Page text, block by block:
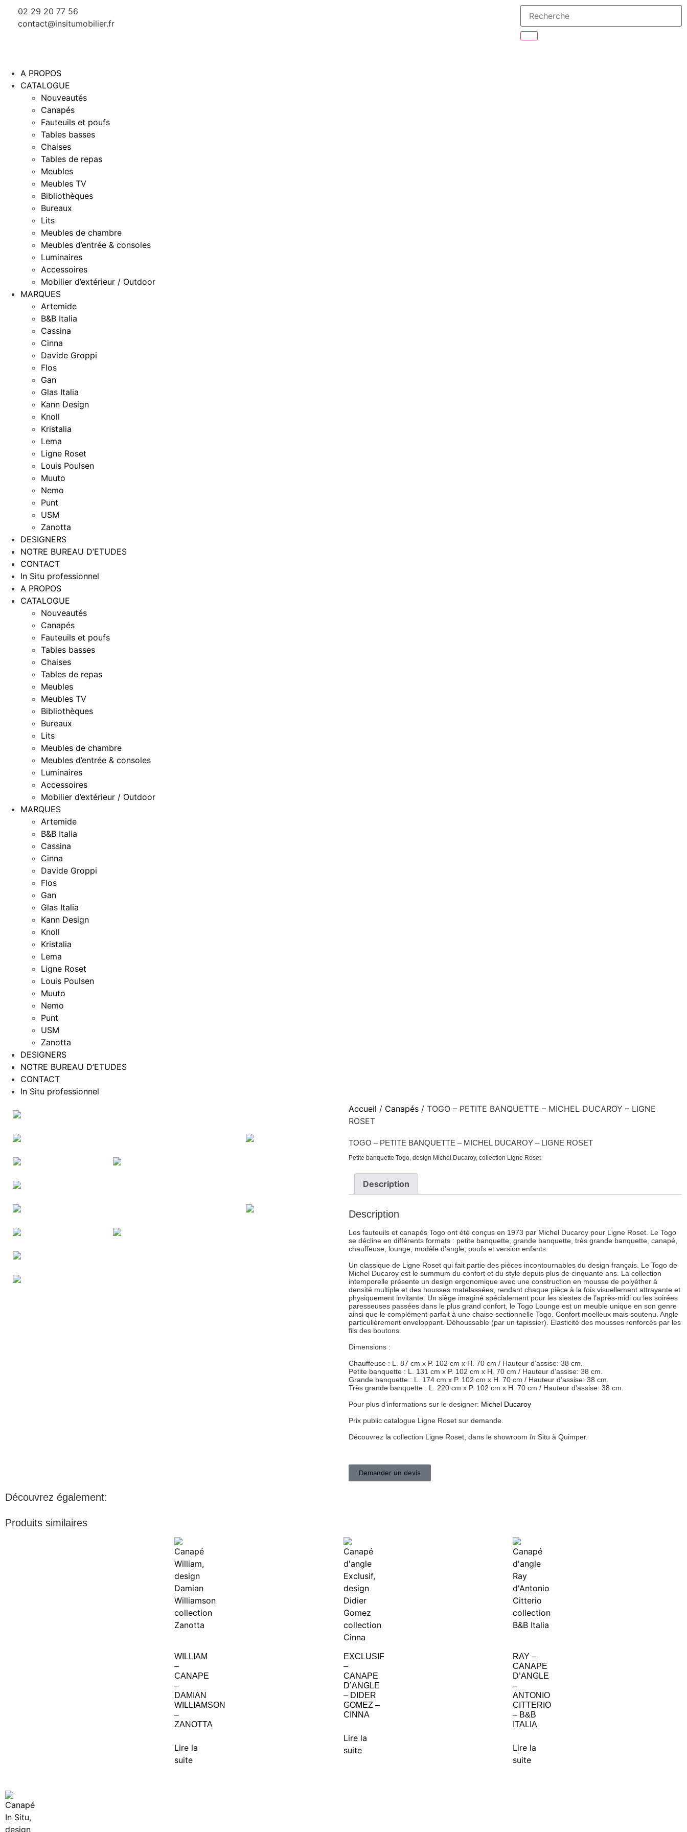
02 29 20 77 56
contact@insitumobilier.fr
A PROPOS
CATALOGUE
Nouveautés
Canapés
Fauteuils et poufs
Tables basses
Chaises
Tables de repas
Meubles
Meubles TV
Bibliothèques
Bureaux
Lits
Meubles de chambre
Meubles d’entrée & consoles
Luminaires
Accessoires
Mobilier d’extérieur / Outdoor
MARQUES
Artemide
B&B Italia
Cassina
Cinna
Davide Groppi
Flos
Gan
Glas Italia
Kann Design
Knoll
Kristalia
Lema
Ligne Roset
Louis Poulsen
Muuto
Nemo
Punt
USM
Zanotta
DESIGNERS
NOTRE BUREAU D’ETUDES
CONTACT
In Situ professionnel
A PROPOS
CATALOGUE
Nouveautés
Canapés
Fauteuils et poufs
Tables basses
Chaises
Tables de repas
Meubles
Meubles TV
Bibliothèques
Bureaux
Lits
Meubles de chambre
Meubles d’entrée & consoles
Luminaires
Accessoires
Mobilier d’extérieur / Outdoor
MARQUES
Artemide
B&B Italia
Cassina
Cinna
Davide Groppi
Flos
Gan
Glas Italia
Kann Design
Knoll
Kristalia
Lema
Ligne Roset
Louis Poulsen
Muuto
Nemo
Punt
USM
Zanotta
DESIGNERS
NOTRE BUREAU D’ETUDES
CONTACT
In Situ professionnel
Accueil / Canapés / TOGO – PETITE BANQUETTE – MICHEL DUCAROY – LIGNE
ROSET
TOGO – PETITE BANQUETTE – MICHEL DUCAROY – LIGNE ROSET
Petite banquette Togo, design Michel Ducaroy, collection Ligne Roset
Description
Description
Les fauteuils et canapés Togo ont été conçus en 1973 par Michel Ducaroy pour Ligne Roset. Le Togo
se décline en différents formats : petite banquette, grande banquette, très grande banquette, canapé,
chauffeuse, lounge, modèle d’angle, poufs et version enfants.
Un classique de Ligne Roset qui fait partie des pièces incontournables du design français. Le Togo de
Michel Ducaroy est le summum du confort et du style depuis plus de cinquante ans. La collection
intemporelle présente un design ergonomique avec une construction en mousse de polyéther à
densité multiple et des housses matelassées, rendant chaque pièce à la fois visuellement attrayante et
physiquement invitante. Un siège imaginé spécialement pour les siestes de l’après-midi ou les soirées
paresseuses passées dans le plus grand confort, le Togo Lounge est un meuble unique en son genre
ainsi que le complément parfait à une chaise sectionnelle Togo. Confort moelleux mais soutenu. Angle
particulièrement enveloppant. Déhoussable (par un tapissier). Elasticité des mousses renforcés par les
fils des boutons.
Dimensions :
Chauffeuse : L. 87 cm x P. 102 cm x H. 70 cm / Hauteur d’assise: 38 cm.
Petite banquette : L. 131 cm x P. 102 cm x H. 70 cm / Hauteur d’assise: 38 cm.
Grande banquette : L. 174 cm x P. 102 cm x H. 70 cm / Hauteur d’assise: 38 cm.
Très grande banquette : L. 220 cm x P. 102 cm x H. 70 cm / Hauteur d’assise: 38 cm.
Pour plus d’informations sur le designer: Michel Ducaroy
Prix public catalogue Ligne Roset sur demande.
Découvrez la collection Ligne Roset, dans le showroom In Situ à Quimper.
Demander un devis
Découvrez également:
Produits similaires
WILLIAM
–
CANAPE
–
DAMIAN
WILLIAMSON
–
ZANOTTA
Lire la
suite
EXCLUSIF
–
CANAPE
D’ANGLE
– DIDER
GOMEZ –
CINNA
Lire la
suite
RAY –
CANAPE
D’ANGLE
–
ANTONIO
CITTERIO
– B&B
ITALIA
Lire la
suite